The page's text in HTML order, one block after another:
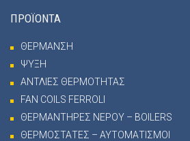
ΠΡΟΪΟΝΤΑ
ΘΕΡΜΑΝΣΗ
ΨΥΞΗ
ΑΝΤΛΙΕΣ ΘΕΡΜΟΤΗΤΑΣ
FAN COILS FERROLI
ΘΕΡΜΑΝΤΗΡΕΣ ΝΕΡΟΥ – BOILERS
ΘΕΡΜΟΣΤΑΤΕΣ – ΑΥΤΟΜΑΤΙΣΜΟΙ